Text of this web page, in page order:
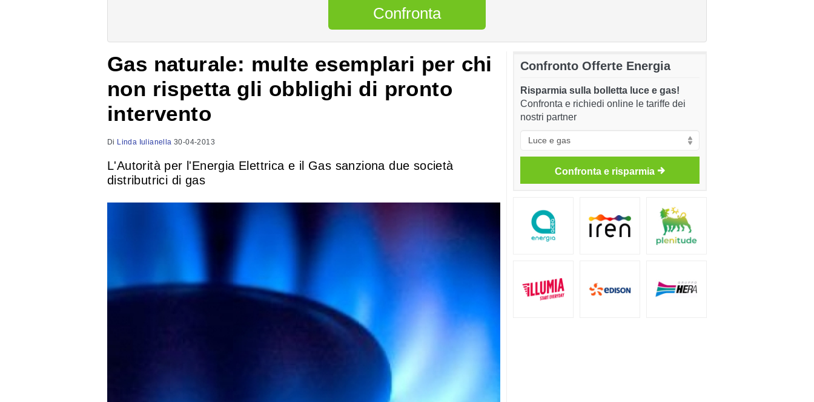
Confronta
Gas naturale: multe esemplari per chi
non rispetta gli obblighi di pronto
intervento
Di Linda Iulianella 30-04-2013
L'Autorità per l'Energia Elettrica e il Gas sanziona due società
distributrici di gas
Confronto Offerte Energia
Risparmia sulla bolletta luce e gas!
Confronta e richiedi online le tariffe dei
nostri partner
Confronta e risparmia